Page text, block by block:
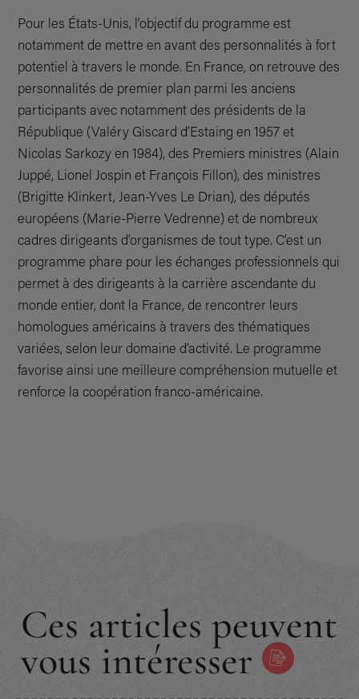
Pour les États-Unis, l’objectif du programme est
notamment de mettre en avant des personnalités à fort
potentiel à travers le monde. En France, on retrouve des
personnalités de premier plan parmi les anciens
participants avec notamment des présidents de la
République (Valéry Giscard d’Estaing en 1957 et
Nicolas Sarkozy en 1984), des Premiers ministres (Alain
Juppé, Lionel Jospin et François Fillon), des ministres
(Brigitte Klinkert, Jean-Yves Le Drian), des députés
européens (Marie-Pierre Vedrenne) et de nombreux
cadres dirigeants d’organismes de tout type. C’est un
programme phare pour les échanges professionnels qui
permet à des dirigeants à la carrière ascendante du
monde entier, dont la France, de rencontrer leurs
homologues américains à travers des thématiques
variées, selon leur domaine d’activité. Le programme
favorise ainsi une meilleure compréhension mutuelle et
renforce la coopération franco-américaine.
Ces articles peuvent
vous intéresser